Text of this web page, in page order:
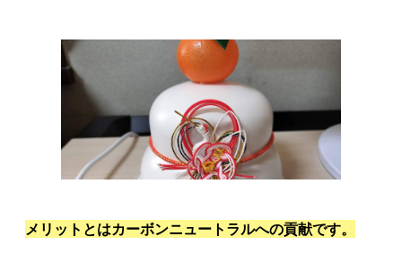
メリットとはカーボンニュートラルへの貢献です。